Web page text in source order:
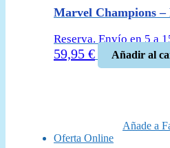
Marvel Champions –
Reserva. Envío en 5 a
El
59,95 €El
precio
Añadir al
Añade a
Oferta Online